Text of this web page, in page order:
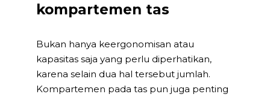
kompartemen tas
Bukan hanya keergonomisan atau
kapasitas saja yang perlu diperhatikan,
karena selain dua hal tersebut jumlah.
Kompartemen pada tas pun juga penting